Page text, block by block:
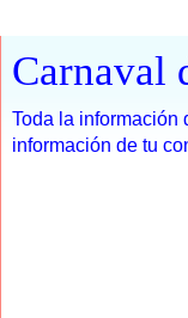
Carnaval
Toda la información
información de tu